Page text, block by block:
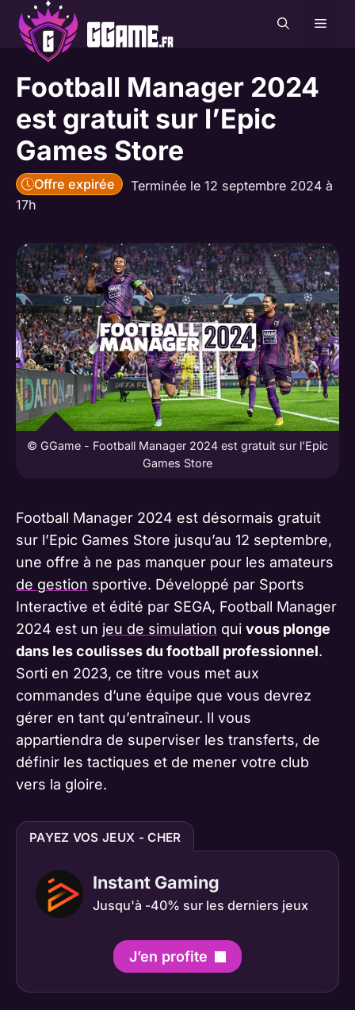
Aller
contenu
Football Manager 2024
est gratuit sur l’Epic
Games Store
Offre expirée
Terminée le 12 septembre 2024 à
17h
© GGame - Football Manager 2024 est gratuit sur l’Epic
Games Store
Football Manager 2024 est désormais gratuit
sur l’Epic Games Store jusqu’au 12 septembre,
une offre à ne pas manquer pour les amateurs
de gestion sportive. Développé par Sports
Interactive et édité par SEGA, Football Manager
2024 est un jeu de simulation qui vous plonge
dans les coulisses du football professionnel.
Sorti en 2023, ce titre vous met aux
commandes d’une équipe que vous devrez
gérer en tant qu’entraîneur. Il vous
appartiendra de superviser les transferts, de
définir les tactiques et de mener votre club
vers la gloire.
PAYEZ VOS JEUX - CHER
Instant Gaming
Jusqu'à -40% sur les derniers jeux
J’en profite